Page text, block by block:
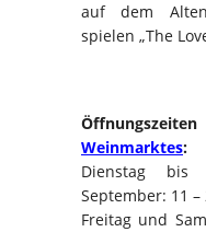
auf dem
spielen „The
Weinmarktes:
Dienstag
September: 11
Freitag und